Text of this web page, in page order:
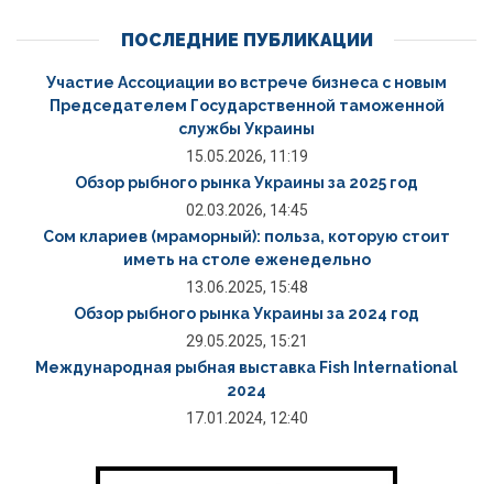
ПОСЛЕДНИЕ ПУБЛИКАЦИИ
Участие Ассоциации во встрече бизнеса с новым
Председателем Государственной таможенной
службы Украины
15.05.2026, 11:19
Обзор рыбного рынка Украины за 2025 год
02.03.2026, 14:45
Сом клариев (мраморный): польза, которую стоит
иметь на столе еженедельно
13.06.2025, 15:48
Обзор рыбного рынка Украины за 2024 год
29.05.2025, 15:21
Международная рыбная выставка Fish International
2024
17.01.2024, 12:40